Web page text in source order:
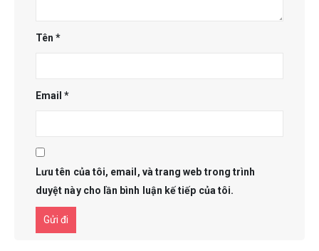
Tên*
Email*
Lưu tên của tôi, email, và trang web trong trình
duyệt này cho lần bình luận kế tiếp của tôi.